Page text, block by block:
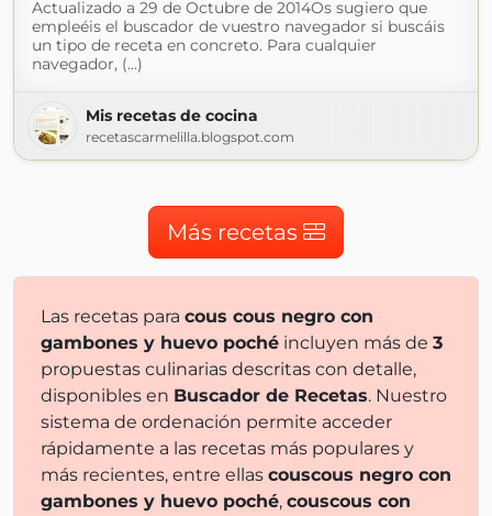
Actualizado a 29 de Octubre de 2014Os sugiero que
empleéis el buscador de vuestro navegador si buscáis
un tipo de receta en concreto. Para cualquier
navegador, (...)
Mis recetas de cocina
recetascarmelilla.blogspot.com
Más recetas
Las recetas para cous cous negro con
gambones y huevo poché incluyen más de 3
propuestas culinarias descritas con detalle,
disponibles en Buscador de Recetas. Nuestro
sistema de ordenación permite acceder
rápidamente a las recetas más populares y
más recientes, entre ellas couscous negro con
gambones y huevo poché, couscous con